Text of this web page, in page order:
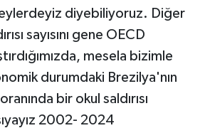
diyebiliyoruz. Diğer
sayısını gene OECD
mesela bizimle
durumdaki Brezilya'nın
bir okul saldırısı
2002- 2024